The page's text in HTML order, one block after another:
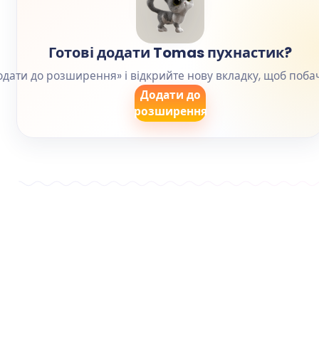
Готові додати Tomas пухнастик?
до розширення» і відкрийте нову вкладку, щоб
Додати до
розширення